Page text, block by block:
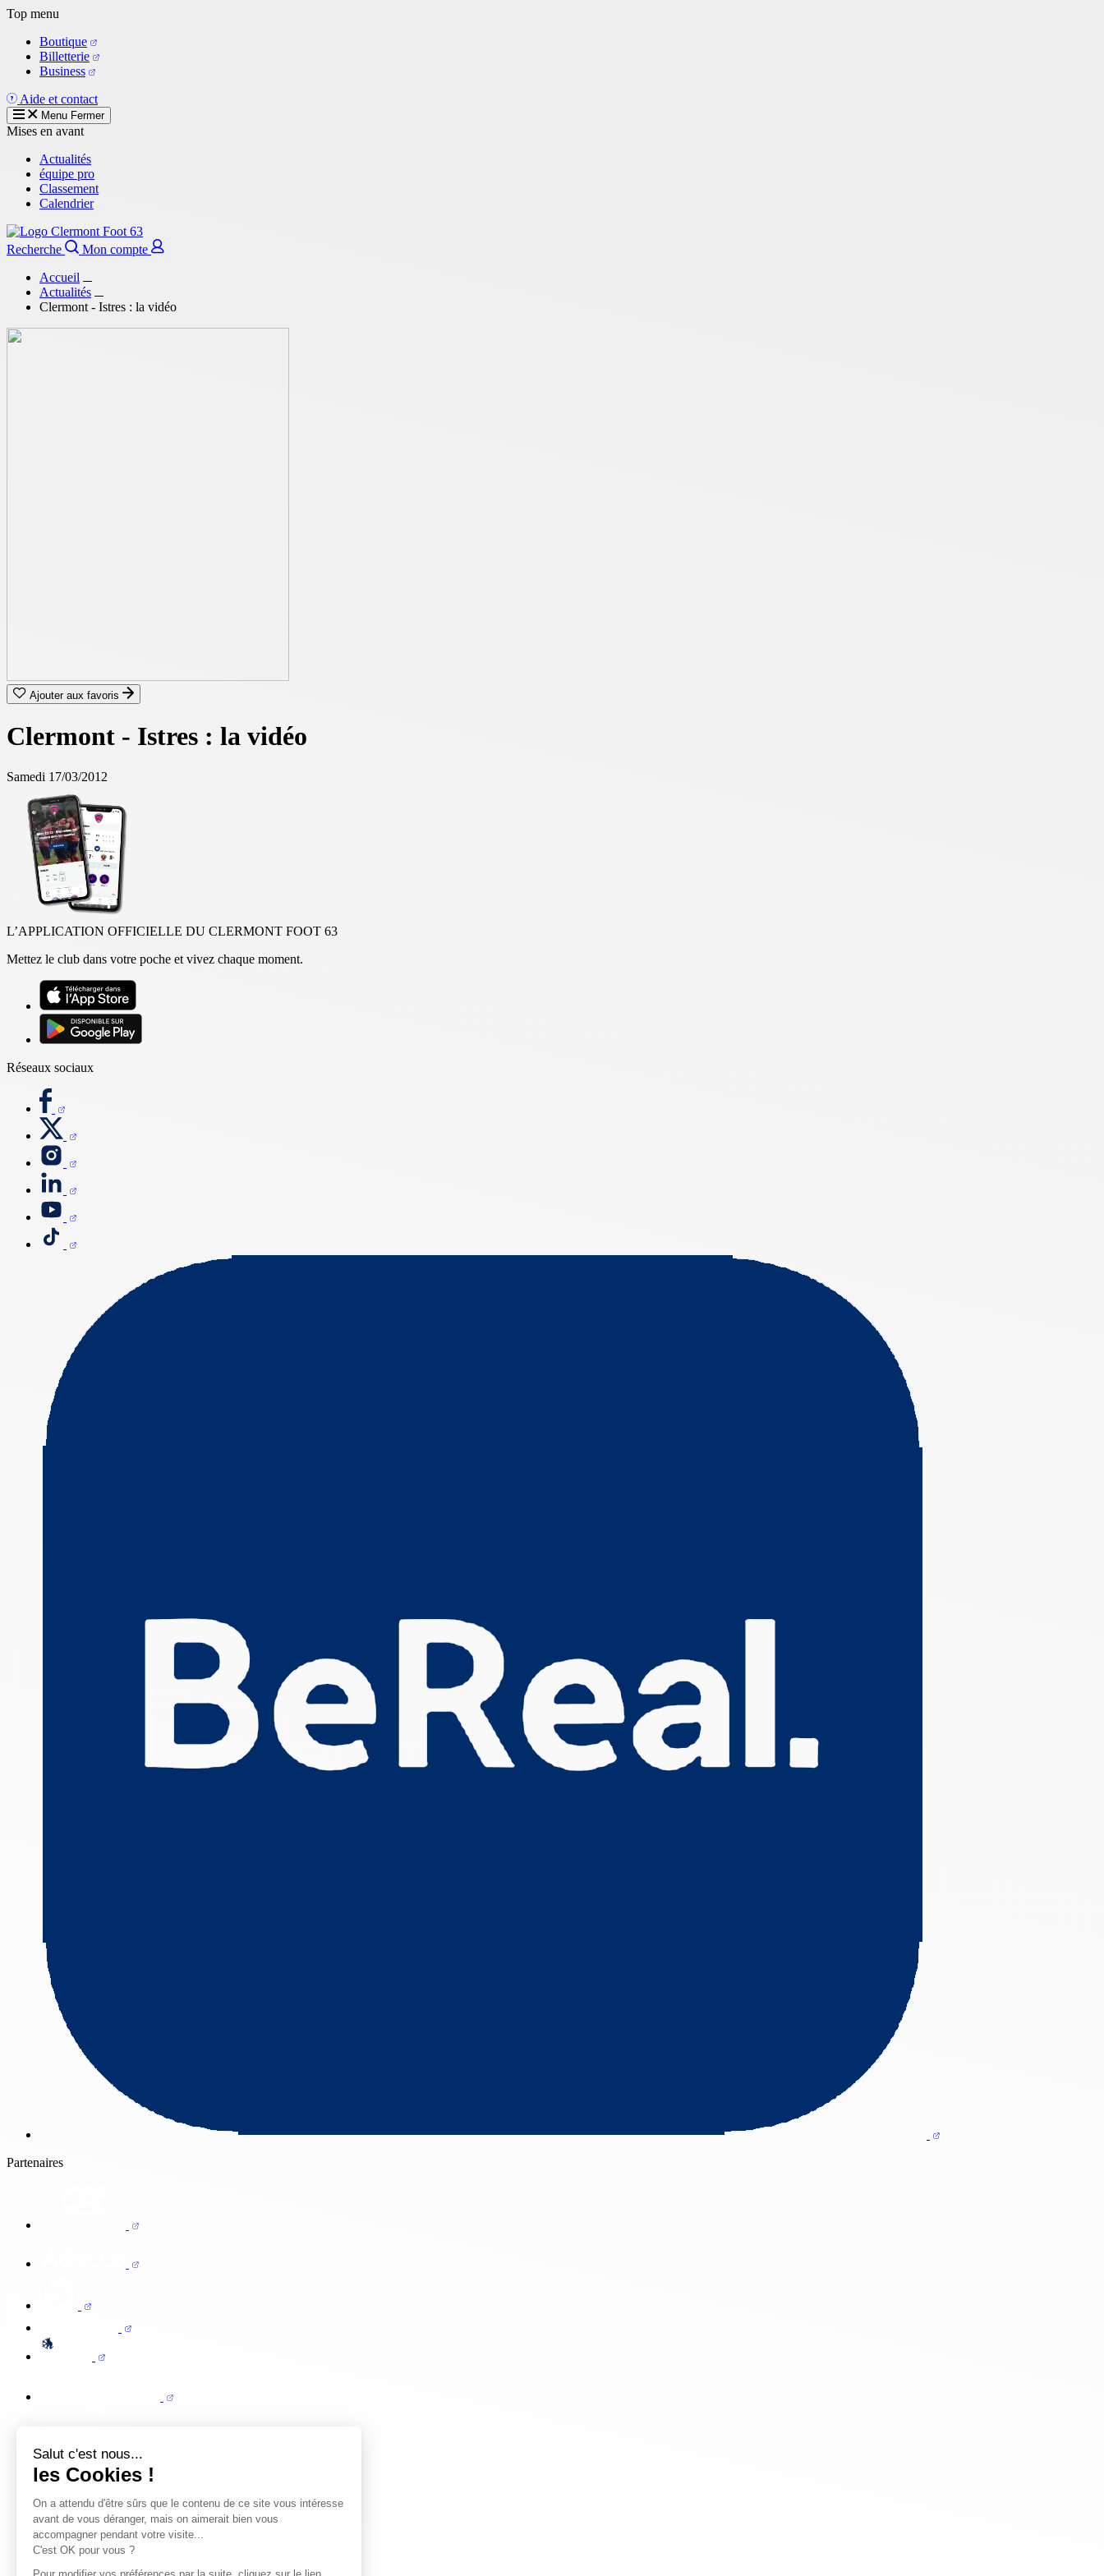
Salut c'est nous...
les Cookies !
On a attendu d'être sûrs que le contenu de ce site vous intéresse
avant de vous déranger, mais on aimerait bien vous
accompagner pendant votre visite...
C'est OK pour vous ?
Pour modifier vos préférences par la suite, cliquez sur le lien
Aller
contenu
principal
Top menu
Boutique
Billetterie
Business
Aide et contact
Menu Fermer
Mises en avant
Actualités
équipe pro
Classement
Calendrier
Recherche
Mon compte
Accueil
Actualités
Clermont - Istres : la vidéo
Ajouter aux favoris
Clermont - Istres : la vidéo
Samedi 17/03/2012
L’APPLICATION OFFICIELLE DU CLERMONT FOOT 63
Mettez le club dans votre poche et vivez chaque moment.
Réseaux sociaux
Partenaires